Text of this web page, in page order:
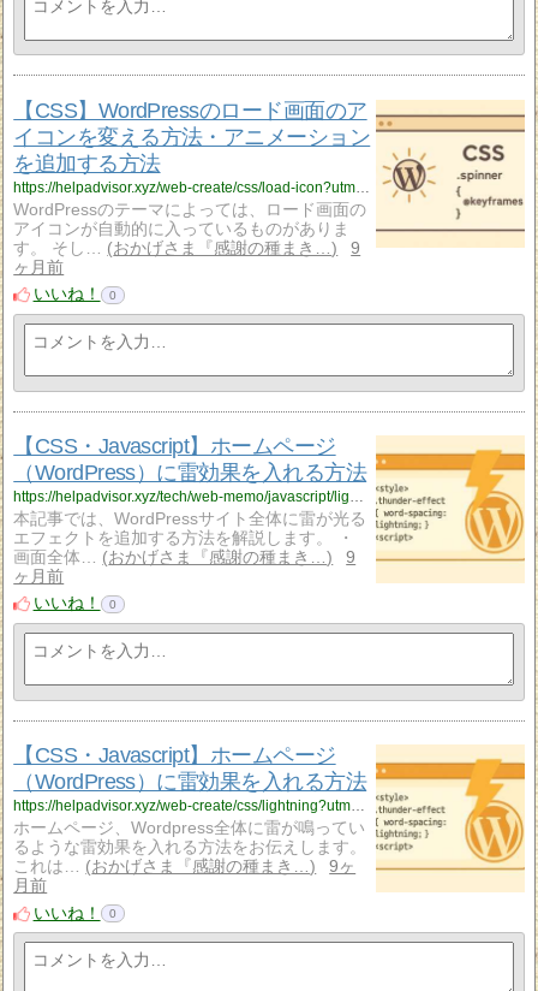
【CSS】WordPressのロード画面のア
イコンを変える方法・アニメーション
を追加する方法
https://helpadvisor.xyz/web-create/css/load-icon?utm_source=rss&utm_medium=rss&utm_campaign=load-icon
WordPressのテーマによっては、ロード画面の
アイコンが自動的に入っているものがありま
す。 そし…
おかげさま『感謝の種まき…
9
ヶ月前
いいね！
0
【CSS・Javascript】ホームページ
（WordPress）に雷効果を入れる方法
https://helpadvisor.xyz/tech/web-memo/javascript/lightning?utm_source=rss&utm_medium=rss&utm_campaign=lightning
本記事では、WordPressサイト全体に雷が光る
エフェクトを追加する方法を解説します。 ・
画面全体…
おかげさま『感謝の種まき…
9
ヶ月前
いいね！
0
【CSS・Javascript】ホームページ
（WordPress）に雷効果を入れる方法
https://helpadvisor.xyz/web-create/css/lightning?utm_source=rss&utm_medium=rss&utm_campaign=lightning
ホームページ、Wordpress全体に雷が鳴ってい
るような雷効果を入れる方法をお伝えします。
これは…
おかげさま『感謝の種まき…
9ヶ
月前
いいね！
0